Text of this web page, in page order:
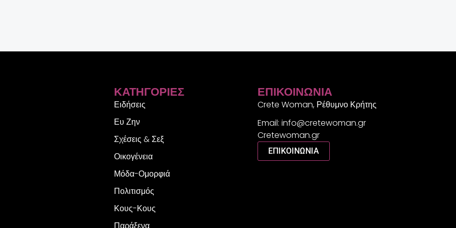
ΚΑΤΗΓΟΡΊΕΣ
Ειδήσεις
Ευ Ζην
Σχέσεις & Σεξ
Οικογένεια
Μόδα-Ομορφιά
Πολιτισμός
Κους-Κους
Παράξενα
ΕΠΙΚΟΙΝΩΝΊΑ
Crete Woman, Ρέθυμνο Κρήτης
Email: info@cretewoman.gr
Cretewoman.gr
ΕΠΙΚΟΙΝΩΝΙΑ